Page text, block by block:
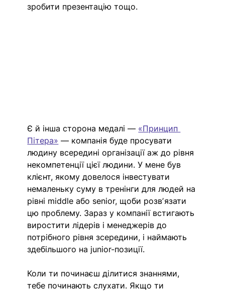
зробити презентацію тощо.
Є й інша сторона медалі — «Принцип
Пітера» — компанія буде просувати
людину всередині організації аж до рівня
некомпетенції цієї людини. У мене був
клієнт, якому довелося інвестувати
немаленьку суму в тренінги для людей на
рівні middle або senior, щоби розвʼязати
цю проблему. Зараз у компанії встигають
виростити лідерів і менеджерів до
потрібного рівня зсередини, і наймають
здебільшого на junior-позиції.
Коли ти починаєш ділитися знаннями,
тебе починають слухати. Якщо ти